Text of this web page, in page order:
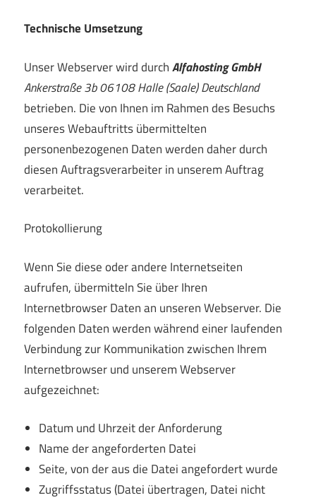
Technische Umsetzung
Unser Webserver wird durchAlfahosting GmbH
Ankerstraße 3b 06108 Halle (Saale) Deutschland
betrieben. Die von Ihnen im Rahmen des Besuchs
unseres Webauftritts übermittelten
personenbezogenen Daten werden daher durch
diesen Auftragsverarbeiter in unserem Auftrag
verarbeitet.
Protokollierung
Wenn Sie diese oder andere Internetseiten
aufrufen, übermitteln Sie über Ihren
Internetbrowser Daten an unseren Webserver. Die
folgenden Daten werden während einer laufenden
Verbindung zur Kommunikation zwischen Ihrem
Internetbrowser und unserem Webserver
aufgezeichnet:
Datum und Uhrzeit der Anforderung
Name der angeforderten Datei
Seite, von der aus die Datei angefordert wurde
Zugriffsstatus (Datei übertragen, Datei nicht